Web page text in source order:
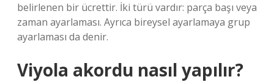
belirlenen bir ücrettir. İki türü vardır: parça başı veya
zaman ayarlaması. Ayrıca bireysel ayarlamaya grup
ayarlaması da denir.
Viyola akordu nasıl yapılır?